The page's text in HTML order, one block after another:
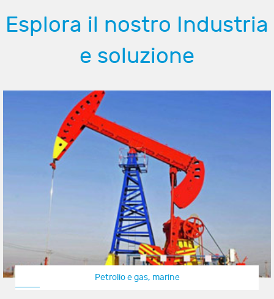
Esplora il nostro Industria
e soluzione
Petrolio e gas, marine